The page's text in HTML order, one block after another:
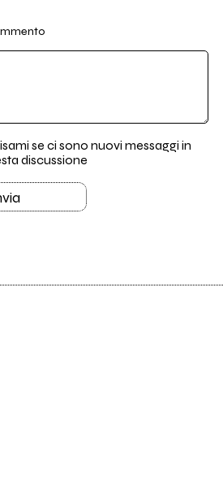
se ci sono nuovi messaggi in
discussione